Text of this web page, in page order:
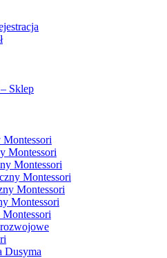
Montessori
Montessori
Montessori
Montessori
Montessori
Montessori
rozwojowe
Dusyma